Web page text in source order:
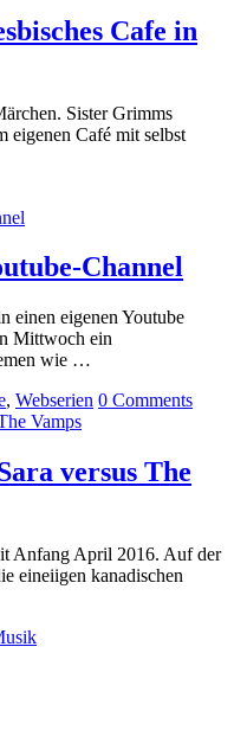
Cafe in
Sister Grimms
eigenen Café mit selbst
Channel
einen eigenen Youtube
Mittwoch ein
wie …
, Webserien 0 Comments
versus The
Anfang April 2016. Auf der
eineiigen kanadischen